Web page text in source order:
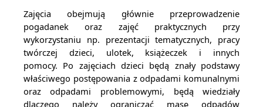
Zajęcia obejmują głównie przeprowadzenie
pogadanek oraz zajęć praktycznych przy
wykorzystaniu np. prezentacji tematycznych, pracy
twórczej dzieci, ulotek, książeczek i innych
pomocy. Po zajęciach dzieci będą znały podstawy
właściwego postępowania z odpadami komunalnymi
oraz odpadami problemowymi, będą wiedziały
dlaczego należy ograniczać masę odpadów